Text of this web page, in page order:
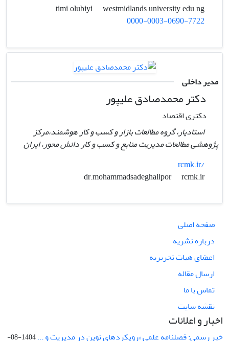
westmidlands.university.edu.ng
0000-0003-0690-7722
مدیر داخلی
دکتر محمدصادق علیپور
دکتری اقتصاد
استادیار، گروه مطالعات بازار و کسب و کار هوشمند،مرکز
پژوهشی مطالعات مدیریت منابع و کسب و کار دانش محور، ایران
rcmk.ir/
dr.mohammadsadeghalipor
rcmk.ir
صفحه اصلی
درباره نشریه
اعضای هیات تحریریه
ارسال مقاله
تماس با ما
نقشه سایت
اخبار و اعلانات
خبر رسمی: فصلنامه علمی «رویکردهای نوین در مدیریت و ...
1404-08-